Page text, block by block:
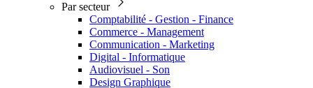
Par secteur
Comptabilité - Gestion - Finance
Commerce - Management
Communication - Marketing
Digital - Informatique
Audiovisuel - Son
Design Graphique